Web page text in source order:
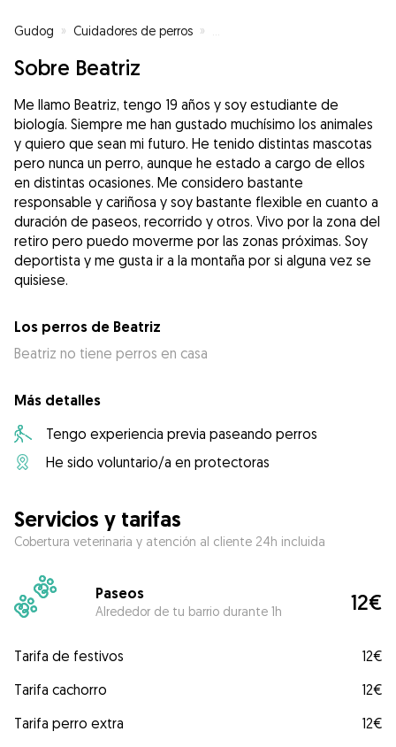
Gudog » Cuidadores de perros »
Sobre Beatriz
Me llamo Beatriz, tengo 19 años y soy estudiante de
biología. Siempre me han gustado muchísimo los animales
y quiero que sean mi futuro. He tenido distintas mascotas
pero nunca un perro, aunque he estado a cargo de ellos
en distintas ocasiones. Me considero bastante
responsable y cariñosa y soy bastante flexible en cuanto a
duración de paseos, recorrido y otros. Vivo por la zona del
retiro pero puedo moverme por las zonas próximas. Soy
deportista y me gusta ir a la montaña por si alguna vez se
quisiese.
Los perros de Beatriz
Beatriz no tiene perros en casa
Más detalles
Tengo experiencia previa paseando perros
He sido voluntario/a en protectoras
Servicios y tarifas
Cobertura veterinaria y atención al cliente 24h incluida
Paseos
Alrededor de tu barrio durante 1h 12€
Tarifa de festivos
12€
Tarifa cachorro
12€
Tarifa perro extra
12€